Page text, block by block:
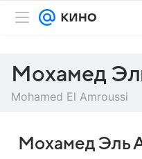
Мохамед
Mohamed El Amroussi
Мохамед Эль